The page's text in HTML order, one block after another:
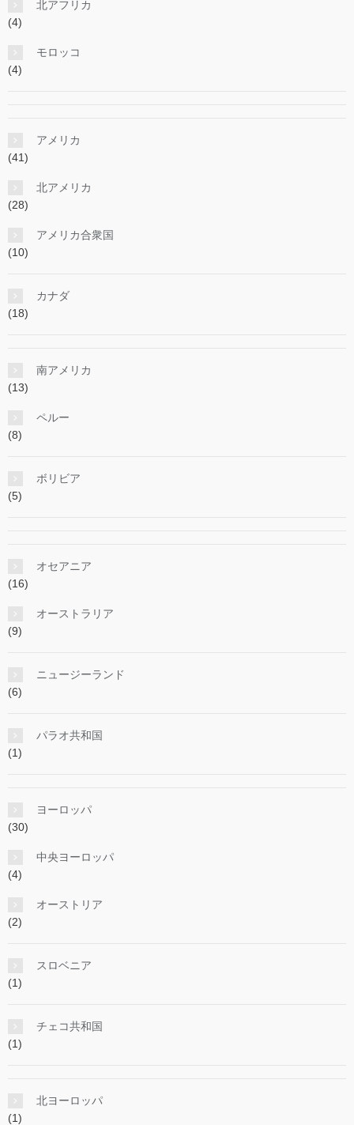
北アフリカ
(4)
モロッコ
(4)
アメリカ
(41)
北アメリカ
(28)
アメリカ合衆国
(10)
カナダ
(18)
南アメリカ
(13)
ペルー
(8)
ボリビア
(5)
オセアニア
(16)
オーストラリア
(9)
ニュージーランド
(6)
パラオ共和国
(1)
ヨーロッパ
(30)
中央ヨーロッパ
(4)
オーストリア
(2)
スロベニア
(1)
チェコ共和国
(1)
北ヨーロッパ
(1)